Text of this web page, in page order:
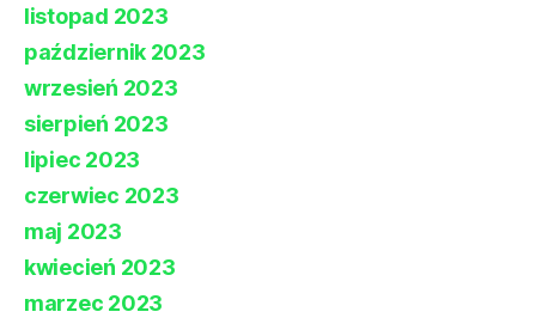
listopad 2023
październik 2023
wrzesień 2023
sierpień 2023
lipiec 2023
czerwiec 2023
maj 2023
kwiecień 2023
marzec 2023